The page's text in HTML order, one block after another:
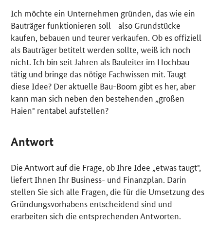
Ich möchte ein Unternehmen gründen, das wie ein
Bauträger funktionieren soll - also Grundstücke
kaufen, bebauen und teurer verkaufen. Ob es offiziell
als Bauträger betitelt werden sollte, weiß ich noch
nicht. Ich bin seit Jahren als Bauleiter im Hochbau
tätig und bringe das nötige Fachwissen mit. Taugt
diese Idee? Der aktuelle Bau-Boom gibt es her, aber
kann man sich neben den bestehenden „großen
Haien" rentabel aufstellen?
Antwort
Die Antwort auf die Frage, ob Ihre Idee „etwas taugt",
liefert Ihnen Ihr Business- und Finanzplan. Darin
stellen Sie sich alle Fragen, die für die Umsetzung des
Gründungsvorhabens entscheidend sind und
erarbeiten sich die entsprechenden Antworten.